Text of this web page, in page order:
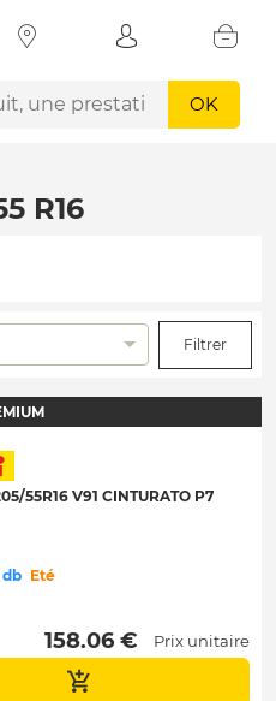
OK
R16
Filtrer
55R16 V91 CINTURATO P7
db Eté
158.06 € Prix unitaire